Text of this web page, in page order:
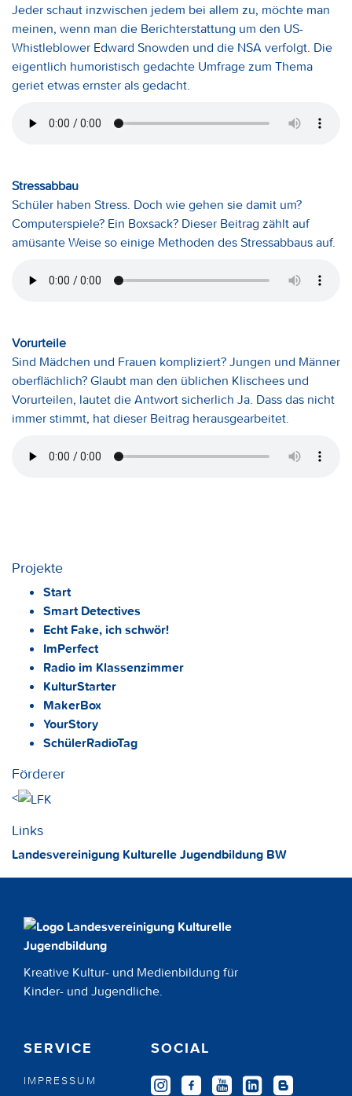
Jeder schaut inzwischen jedem bei allem zu, möchte man
meinen, wenn man die Berichterstattung um den US-
Whistleblower Edward Snowden und die NSA verfolgt. Die
eigentlich humoristisch gedachte Umfrage zum Thema
geriet etwas ernster als gedacht.
Stressabbau
Schüler haben Stress. Doch wie gehen sie damit um?
Computerspiele? Ein Boxsack? Dieser Beitrag zählt auf
amüsante Weise so einige Methoden des Stressabbaus auf.
Vorurteile
Sind Mädchen und Frauen kompliziert? Jungen und Männer
oberflächlich? Glaubt man den üblichen Klischees und
Vorurteilen, lautet die Antwort sicherlich Ja. Dass das nicht
immer stimmt, hat dieser Beitrag herausgearbeitet.
Projekte
Start
Smart Detectives
Echt Fake, ich schwör!
ImPerfect
Radio im Klassenzimmer
KulturStarter
MakerBox
YourStory
SchülerRadioTag
Förderer
<
Links
Landesvereinigung Kulturelle Jugendbildung BW
Kreative Kultur- und Medienbildung für
Kinder- und Jugendliche.
SERVICE
IMPRESSUM
SOCIAL